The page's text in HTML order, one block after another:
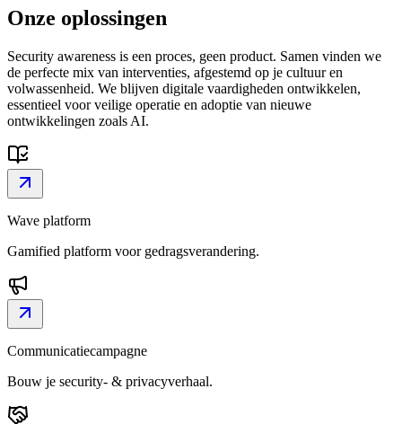
Onze oplossingen
Security awareness is een proces, geen product. Samen vinden we
de perfecte mix van interventies, afgestemd op je cultuur en
volwassenheid. We blijven digitale vaardigheden ontwikkelen,
essentieel voor veilige operatie en adoptie van nieuwe
ontwikkelingen zoals AI.
Wave platform
Gamified platform voor gedrags­verandering.
Communicatie­campagne
Bouw je security- & privacyverhaal.